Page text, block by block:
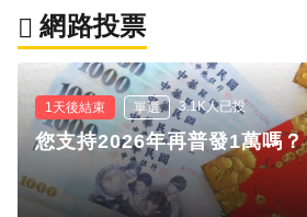
網路投票
1天後結束 單選 3.1K人已投
您支持2026年再普發1萬嗎？